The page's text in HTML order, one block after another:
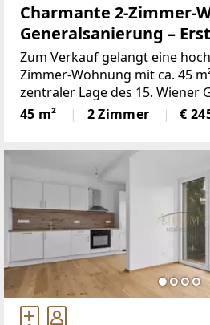
Charmante 2-Zimmer-
Generalsanierung –
Lage, nähe U3
Zum Verkauf gelangt eine
Zimmer-Wohnung mit ca. 45
zentraler Lage des 15. Wiener
Wohnung befindet sich im 1.
gepflegten Altbaus und
45 m² 2 Zimmer €